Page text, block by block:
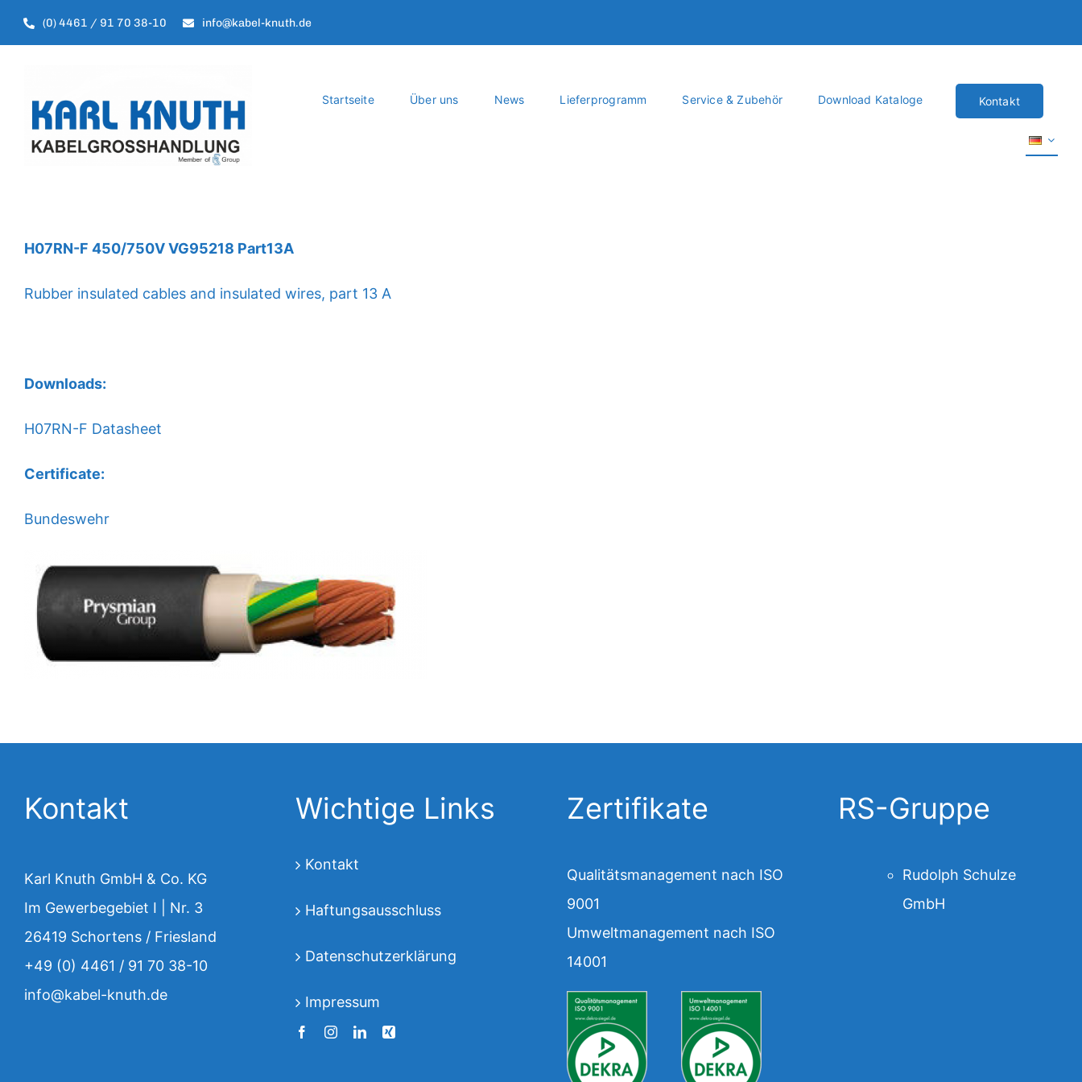
Inhalt
(0) 4461 / 91 70 38-10 info@kabel-knuth.de
Startseite Über uns News Lieferprogramm Service & Zubehör Download Kataloge Kontakt
H07RN-F 450/750V VG95218 Part13A
Rubber insulated cables and insulated wires, part 13 A
Downloads:
H07RN-F Datasheet
Certificate:
Bundeswehr
Kontakt
Karl Knuth GmbH & Co. KG
Im Gewerbegebiet I | Nr. 3
26419 Schortens / Friesland
+49 (0) 4461 / 91 70 38-10
info@kabel-knuth.de
Wichtige Links
Kontakt
Haftungsausschluss
Datenschutzerklärung
Impressum
Zertifikate
Qualitätsmanagement nach ISO
9001
Umweltmanagement nach ISO
14001
RS-Gruppe
Rudolph Schulze
GmbH